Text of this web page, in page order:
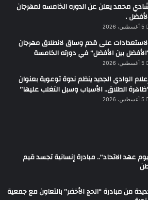
محمد يعلن عن الدوره الخامسه لمهرجان
.
5 أغسطس، 2026
على قدم وساق لانطلاق مهرجان
بين الأفضل” في دورته الخامسة
5 أغسطس، 2026
الوادي الجديد ينظم ندوة توعوية بعنوان
الطلاق.. الأسباب وسبل التغلب عليها”
5 أغسطس، 2026
عهد الاتحاد”.. مبادرة إنسانية تجسد قيم
من مبادرة “الحج الأخضر” بالتعاون مع جمعية